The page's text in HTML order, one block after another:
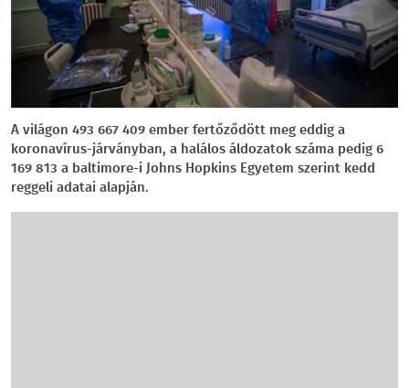
A világon 493 667 409 ember fertőződött meg eddig a
koronavírus-járványban, a halálos áldozatok száma pedig 6
169 813 a baltimore-i Johns Hopkins Egyetem szerint kedd
reggeli adatai alapján.